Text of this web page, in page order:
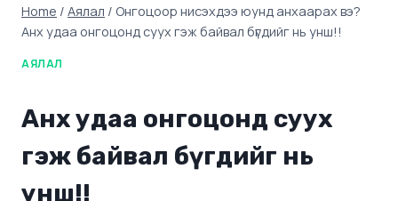
Home / Аялал / Онгоцоор нисэхдээ юунд анхаарах вэ?
Анх удаа онгоцонд суух гэж байвал бүгдийг нь унш!!
АЯЛАЛ
Анх удаа онгоцонд суух
гэж байвал бүгдийг нь
унш!!